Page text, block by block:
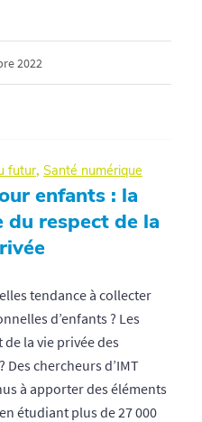
2022
futur, Santé numérique
enfants : la
du respect de la
tendance à collecter
d’enfants ? Les
la vie privée des
chercheurs d’IMT
à apporter des éléments
étudiant plus de 27 000